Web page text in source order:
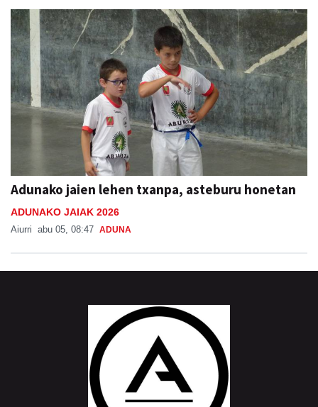
Adunako jaien lehen txanpa, asteburu honetan
ADUNAKO JAIAK 2026
Aiurri abu 05, 08:47 ADUNA